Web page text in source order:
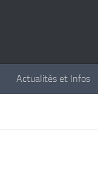
Actualités et Infos